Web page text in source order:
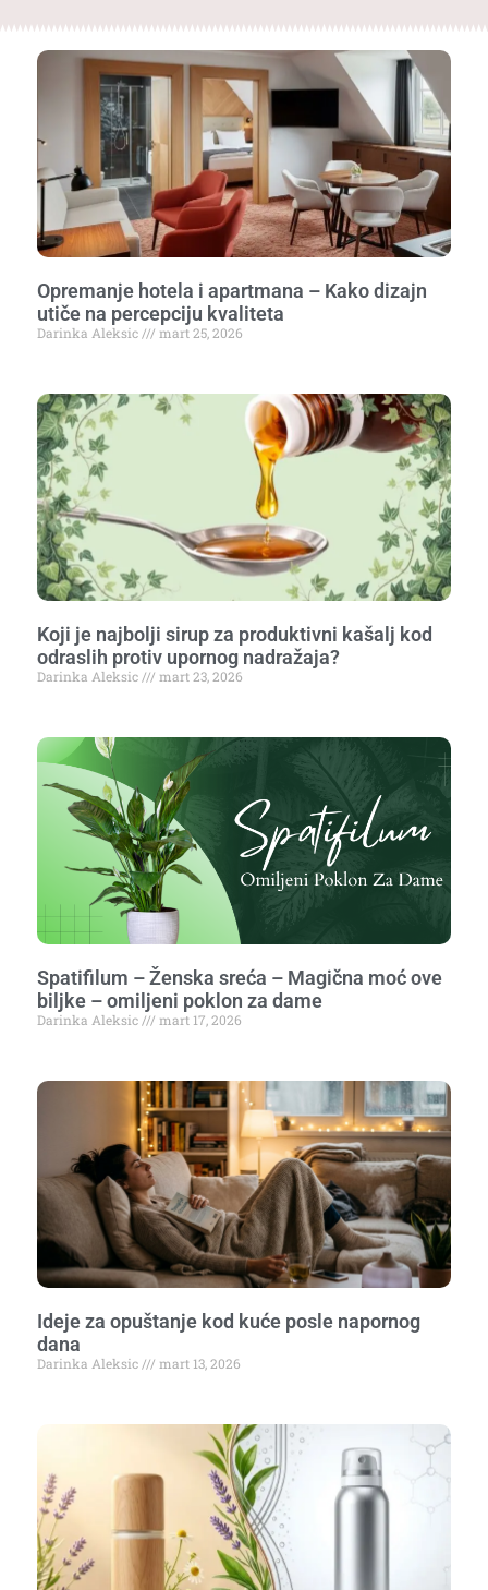
Opremanje hotela i apartmana – Kako dizajn
utiče na percepciju kvaliteta
Darinka Aleksic mart 25, 2026
Koji je najbolji sirup za produktivni kašalj kod
odraslih protiv upornog nadražaja?
Darinka Aleksic mart 23, 2026
Spatifilum – Ženska sreća – Magična moć ove
biljke – omiljeni poklon za dame
Darinka Aleksic mart 17, 2026
Ideje za opuštanje kod kuće posle napornog
dana
Darinka Aleksic mart 13, 2026